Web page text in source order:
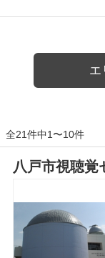
エ
全21件中1〜10件
八戸市視聴覚